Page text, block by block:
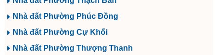
Nhà đất Phường Phúc Đồng
Nhà đất Phường Cự Khối
Nhà đất Phường Thượng Thanh